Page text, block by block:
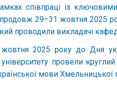
співпраці із
29–31 жовтня 2025
проводили викладачі
2025 року до Дня
університету провели
мови Хмельницької